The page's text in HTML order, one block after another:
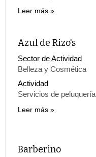
Leer más
Azul de Rizo's
Sector de Actividad
Belleza y Cosmética
Actividad
Servicios de peluquería
Leer más
Barberino